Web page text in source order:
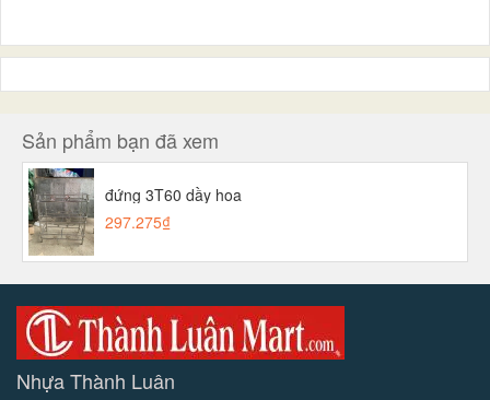
Sản phẩm bạn đã xem
đứng 3T60 dầy hoa
297.275₫
Nhựa Thành Luân